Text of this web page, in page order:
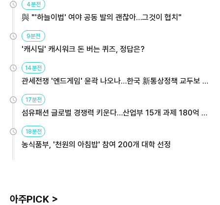
4분전
與 "'하늘이법' 여야 공동 발의 괜찮아…그것이 협치"
9분전
'캐시딜' 캐시워크 돈 버는 퀴즈, 정답은?
14분전
관세전쟁 '엔드게임' 윤곽 나오나…한국 新통상정책 교두보 활
17분전
섬유패션 글로벌 경쟁력 키운다…산업부 15개 과제 180억 지
18분전
농식품부, '천원의 아침밥' 참여 200개 대학 선정
아주PICK >